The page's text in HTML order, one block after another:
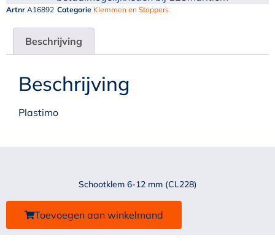
Artnr A16892 Categorie Klemmen en Stoppers
Beschrijving
Beschrijving
Plastimo
Schootklem 6-12 mm (CL228)
Toevoegen aan winkelmand